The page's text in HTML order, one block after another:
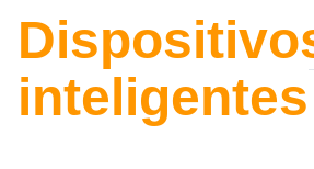
inteligentes